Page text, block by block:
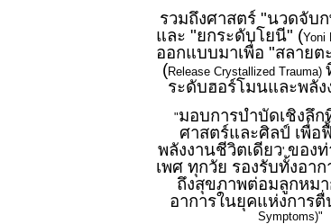
รวมถึงศาสตร์ "นวดจับ
และ "ยกระดับโยนี" (Yoni
ออกแบบมาเพื่อ "สลาย
(Release Crystallized Trauma)
ระดับฮอร์โมนและพลัง
"มอบการบำบัดเชิงลึ
ศาสตร์และศิลป์ เพื่อ
พลังงานชีวิตเดียว'ของ
เพศ ทุกวัย รองรับทั้งอาก
ถึงสุขภาพต่อมลูกหม
อาการในยุคแห่งการตื่
Symptoms)"